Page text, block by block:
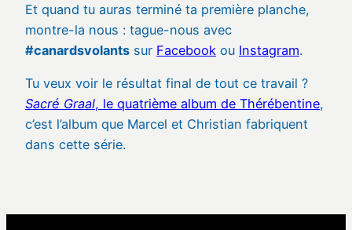
Et quand tu auras terminé ta première planche,
montre-la nous : tague-nous avec
#canardsvolants sur Facebook ou Instagram.
Tu veux voir le résultat final de tout ce travail ?
Sacré Graal, le quatrième album de Thérébentine,
c’est l’album que Marcel et Christian fabriquent
dans cette série.